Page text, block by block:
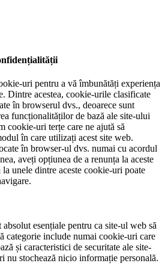
uri pentru a vă îmbunătăți experiența
Dintre acestea, cookie-urile clasificate
în browserul dvs., deoarece sunt
funcționalităților de bază ale site-ului
cookie-uri terțe care ne ajută să
în care utilizați acest site web.
în browser-ul dvs. numai cu acordul
aveți opțiunea de a renunța la aceste
unele dintre aceste cookie-uri poate
esențiale pentru ca site-ul web să
categorie include numai cookie-uri care
și caracteristici de securitate ale site-
nu stochează nicio informație personală.